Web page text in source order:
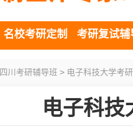
名校考研定制 考研复试辅
四川考研辅导班 > 电子科技大学考
电子科技